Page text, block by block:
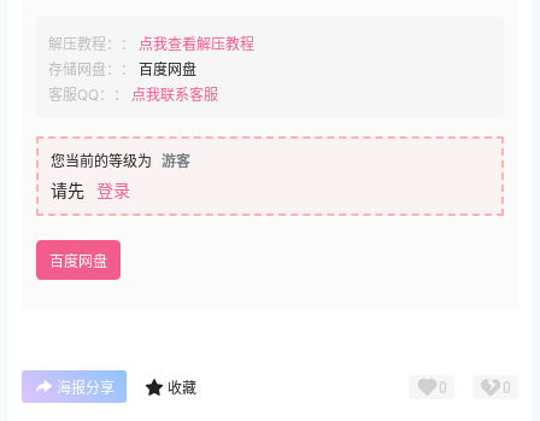
解压教程：：
点我查看解压教程
存储网盘：：
百度网盘
客服QQ：：
点我联系客服
您当前的等级为 游客
请先 登录
百度网盘
海报分享 收藏 0 0